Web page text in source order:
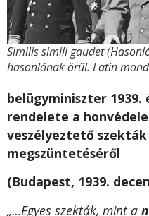
Similis simili gaudet
hasonlónak örül. Latin
belügyminiszter 1939.
rendelete a
veszélyeztető
megszüntetéséről
(Budapest, 1939.
„…Egyes szekták, mint a